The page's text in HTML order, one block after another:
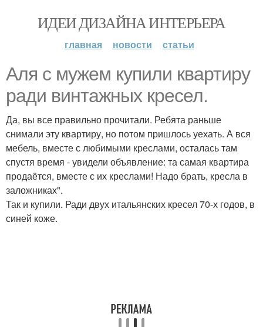
ИДЕИ ДИЗАЙНА ИНТЕРЬЕРА
главная новости статьи
Аля с мужем купили квартиру
ради винтажных кресел.
Да, вы все правильно прочитали. Ребята раньше
снимали эту квартиру, но потом пришлось уехать. А вся
мебель, вместе с любимыми креслами, осталась там
спустя время - увидели объявление: та самая квартира
продаётся, вместе с их креслами! Надо брать, кресла в
заложниках".
Так и купили. Ради двух итальянских кресел 70-х годов, в
синей коже.